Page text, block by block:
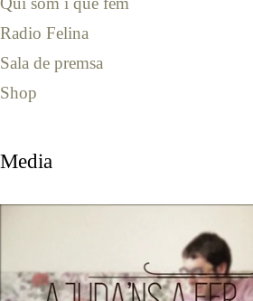
Radio Felina
Sala de premsa
Shop
Media